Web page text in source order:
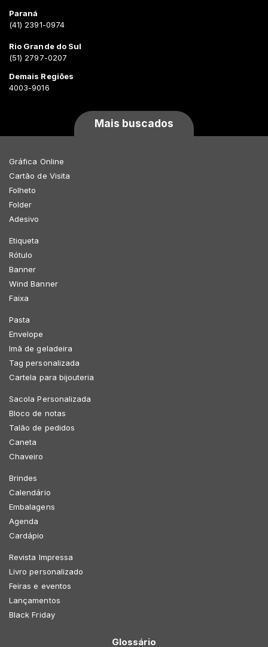
Paraná
(41) 2391-0974
Rio Grande do Sul
(51) 2797-0207
Demais Regiões
4003-9016
Mais buscados
Gráfica Online
Cartão de Visita
Folheto
Folder
Adesivo
Etiqueta
Rótulo
Banner
Wind Banner
Faixa
Pasta
Envelope
Imã de geladeira
Tag personalizada
Cartela para bijouteria
Sacola Personalizada
Bloco de notas
Talão de pedidos
Caneta
Chaveiro
Brindes
Calendário
Embalagens
Agenda
Cardápio
Revista Impressa
Livro personalizado
Feiras e eventos
Lançamentos
Black Friday
Glossário